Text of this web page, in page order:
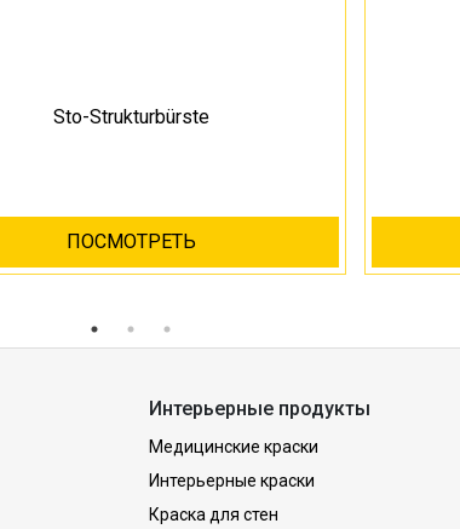
Sto-Strukturbürste
ПОСМОТРЕТЬ
Интерьерные продукты
Медицинские краски
Интерьерные краски
Краска для стен